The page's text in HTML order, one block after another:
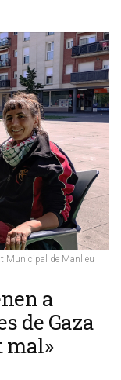
de Manlleu |
a
de Gaza
mal»